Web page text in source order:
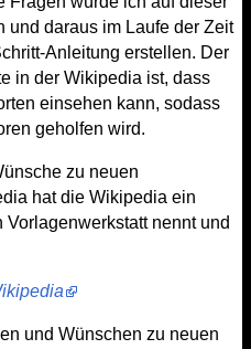
und daraus im Laufe der Zeit
Anleitung erstellen. Der
in der Wikipedia ist, dass
einsehen kann, sodass
geholfen wird.
zu neuen
hat die Wikipedia ein
nennt und
und Wünschen zu neuen